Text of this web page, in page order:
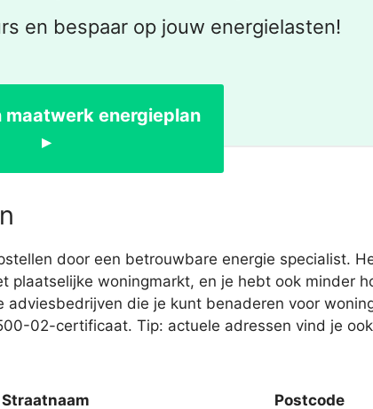
en bespaar op jouw energielasten!
maatwerk energieplan
▸
door een betrouwbare energie specialist.
woningmarkt, en je hebt ook minder
die je kunt benaderen voor
02-certificaat. Tip: actuele adressen vind je
Straatnaam Postcode